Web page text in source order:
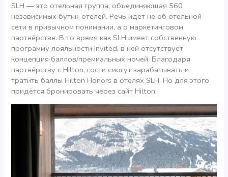
SLH — это отельная группа, объединяющая 560
независимых бутик-отелей. Речь идет не об отельной
сети в привычном понимании, а о маркетинговом
партнёрстве. В то время как SLH имеет собственную
программу лояльности Invited, в ней отсутствует
концепция баллов/премиальных ночей. Благодаря
партнёрству с Hilton, гости смогут зарабатывать и
тратить баллы Hilton Honors в отелях SLH. Но для этого
придётся бронировать через сайт Hilton.